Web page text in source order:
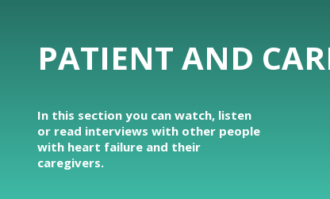
PATIENT AND
In this section you can watch, listen
or read interviews with other people
with heart failure and their
caregivers.